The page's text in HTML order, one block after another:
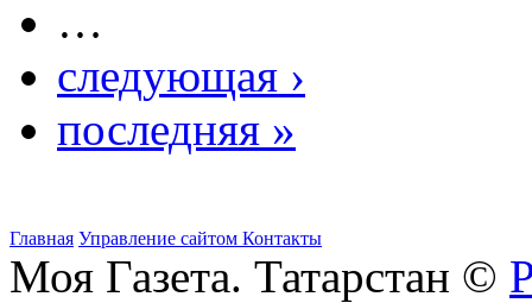
…
следующая ›
последняя »
Главная Управление сайтом Контакты
Моя Газета. Татарстан ©